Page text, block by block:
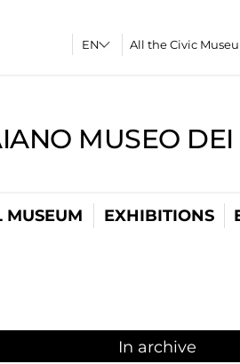
All the Civic
MUSEO
MUSEUM EXHIBITIONS
In archive